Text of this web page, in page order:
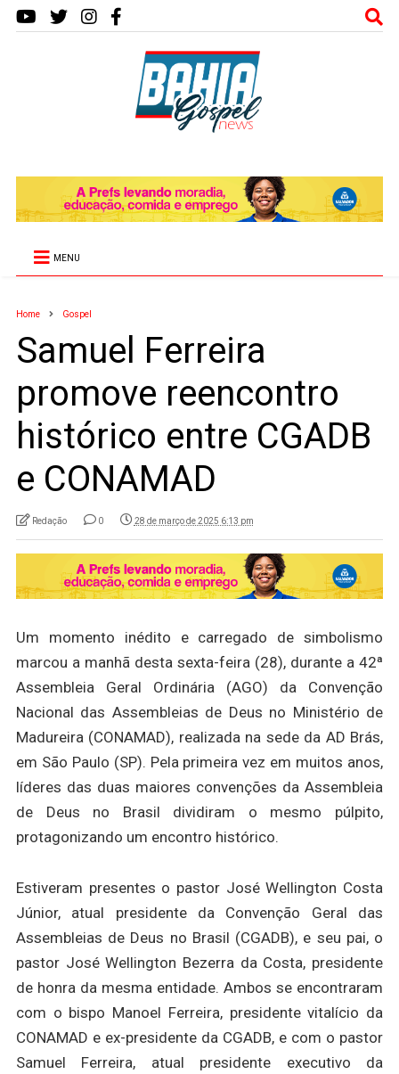
MENU
Home Gospel
Samuel Ferreira
promove reencontro
histórico entre CGADB
e CONAMAD
Redação 0 28 de março de 2025 6:13 pm
Um momento inédito e carregado de simbolismo
marcou a manhã desta sexta-feira (28), durante a 42ª
Assembleia Geral Ordinária (AGO) da Convenção
Nacional das Assembleias de Deus no Ministério de
Madureira (CONAMAD), realizada na sede da AD Brás,
em São Paulo (SP). Pela primeira vez em muitos anos,
líderes das duas maiores convenções da Assembleia
de Deus no Brasil dividiram o mesmo púlpito,
protagonizando um encontro histórico.
Estiveram presentes o pastor José Wellington Costa
Júnior, atual presidente da Convenção Geral das
Assembleias de Deus no Brasil (CGADB), e seu pai, o
pastor José Wellington Bezerra da Costa, presidente
de honra da mesma entidade. Ambos se encontraram
com o bispo Manoel Ferreira, presidente vitalício da
CONAMAD e ex-presidente da CGADB, e com o pastor
Samuel Ferreira, atual presidente executivo da